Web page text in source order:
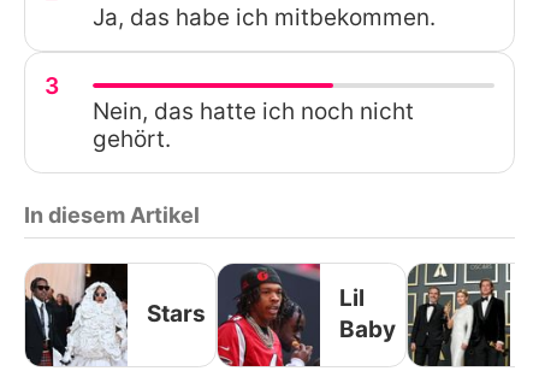
Ja, das habe ich mitbekommen.
3
Nein, das hatte ich noch nicht
gehört.
In diesem Artikel
Stars
Lil
Baby